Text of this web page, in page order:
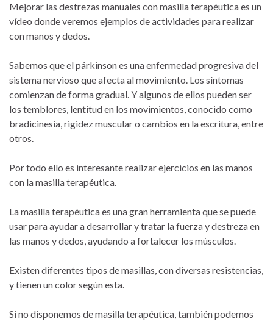
Mejorar las destrezas manuales con masilla terapéutica es un
vídeo donde veremos ejemplos de actividades para realizar
con manos y dedos.
Sabemos que el párkinson es una enfermedad progresiva del
sistema nervioso que afecta al movimiento. Los síntomas
comienzan de forma gradual. Y algunos de ellos pueden ser
los temblores, lentitud en los movimientos, conocido como
bradicinesia, rigidez muscular o cambios en la escritura, entre
otros.
Por todo ello es interesante realizar ejercicios en las manos
con la masilla terapéutica.
La masilla terapéutica es una gran herramienta que se puede
usar para ayudar a desarrollar y tratar la fuerza y destreza en
las manos y dedos, ayudando a fortalecer los músculos.
Existen diferentes tipos de masillas, con diversas resistencias,
y tienen un color según esta.
Si no disponemos de masilla terapéutica, también podemos